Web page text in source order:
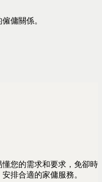
傭關係。
您的需求和要求，免卻時
排合適的家傭服務。